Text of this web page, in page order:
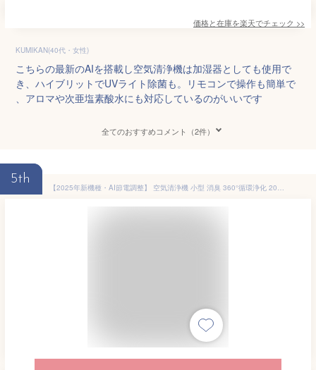
価格と在庫を楽天でチェック >>
KUMIKAN(40代・女性)
こちらの最新のAIを搭載し空気清浄機は加湿器としても使用で
き、ハイブリットでUVライト除菌も。リモコンで操作も簡単で
、アロマや次亜塩素酸水にも対応しているのがいいです
全てのおすすめコメント（2件）
5th
【2025年新機種・AI節電調整】 空気清浄機 小型 消臭 360°循環浄化 20db静音 23~40畳対応 脱臭機 PM2.5 除菌 アレルギー対策 集じん 猫/犬 ペットの毛 静電 HEPAフィルター 3段風速 LEDスクリーン 睡眠モード ナイトライト チャイルドロック 省エネ 節電 軽量 卓上/リビング/子供部屋 一人暮らし おしゃれインテリア 母の日